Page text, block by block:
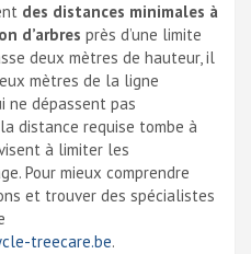
des distances minimales à
d’arbres près d’une limite
deux mètres de hauteur, il
mètres de la ligne
ne dépassent pas
la distance requise tombe à
à limiter les
Pour mieux comprendre
et trouver des spécialistes
treecare.be.